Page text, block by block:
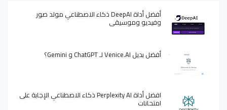
أفضل أداة DeepAI ذكاء الاصطناعي مولد صور
وفيديو وموسيقى
أفضل بديل Venice.AI لـ ChatGPT و Gemini؟
افضل أداة Perplexity AI ذكاء الاصطناعي الإجابة على
امتحانات